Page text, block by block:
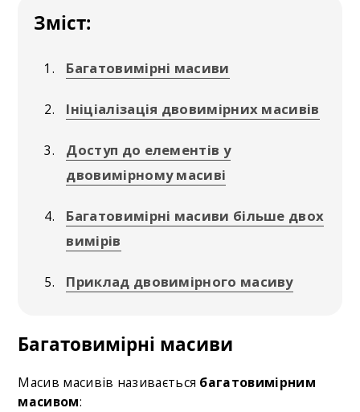
Зміст:
Багатовимірні масиви
Ініціалізація двовимірних масивів
Доступ до елементів у
двовимірному масиві
Багатовимірні масиви більше двох
вимірів
Приклад двовимірного масиву
Багатовимірні масиви
Масив масивів називається багатовимірним
масивом: